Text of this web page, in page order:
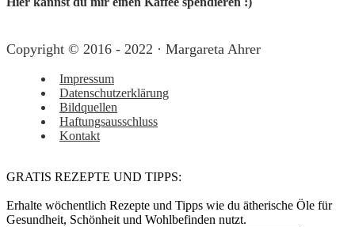
Copyright © 2016 - 2022 · Margareta Ahrer
Impressum
Datenschutzerklärung
Bildquellen
Haftungsausschluss
Kontakt
GRATIS REZEPTE UND TIPPS:
Erhalte wöchentlich Rezepte und Tipps wie du ätherische Öle für
Gesundheit, Schönheit und Wohlbefinden nutzt.